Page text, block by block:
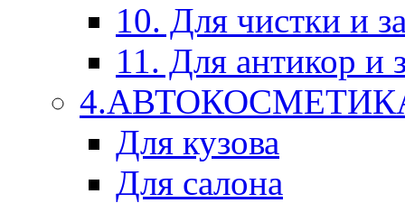
10. Для чистки и
11. Для антикор и
Для кузова
Для салона